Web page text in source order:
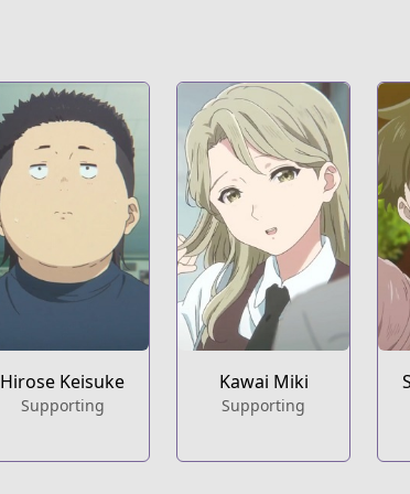
Hirose Keisuke
Supporting
Kawai Miki
Supporting